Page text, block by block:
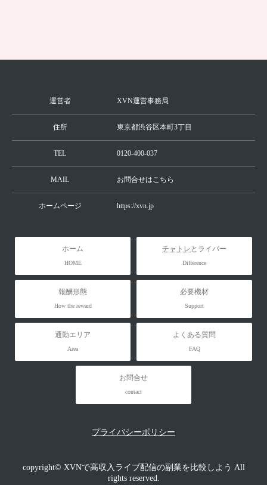
運営者 XVN運営事務局
住所 東京都渋谷区本町3丁目
TEL 0120-400-037
MAIL お問合せはこちら
ホームページ https://xvn.jp
ホーム
HOME
チャトレ とライバー
Difference
報酬形態
How the reward
必要機材
Support
通勤エリア
Area
よくある質問
FAQ
お問合せ
contact
プライバシーポリシー
copyright© XVNで高収入ライブ配信の副業を比較しよう All
rights reserved.